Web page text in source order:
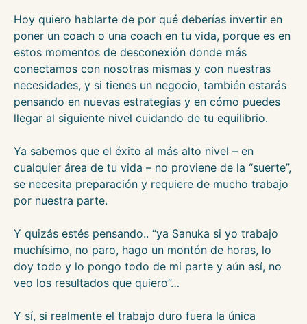
Hoy quiero hablarte de por qué deberías invertir en
poner un coach o una coach en tu vida, porque es en
estos momentos de desconexión donde más
conectamos con nosotras mismas y con nuestras
necesidades, y si tienes un negocio, también estarás
pensando en nuevas estrategias y en cómo puedes
llegar al siguiente nivel cuidando de tu equilibrio.
Ya sabemos que el éxito al más alto nivel – en
cualquier área de tu vida – no proviene de la “suerte”,
se necesita preparación y requiere de mucho trabajo
por nuestra parte.
Y quizás estés pensando.. “ya Sanuka si yo trabajo
muchísimo, no paro, hago un montón de horas, lo
doy todo y lo pongo todo de mi parte y aún así, no
veo los resultados que quiero”…
Y sí, si realmente el trabajo duro fuera la única